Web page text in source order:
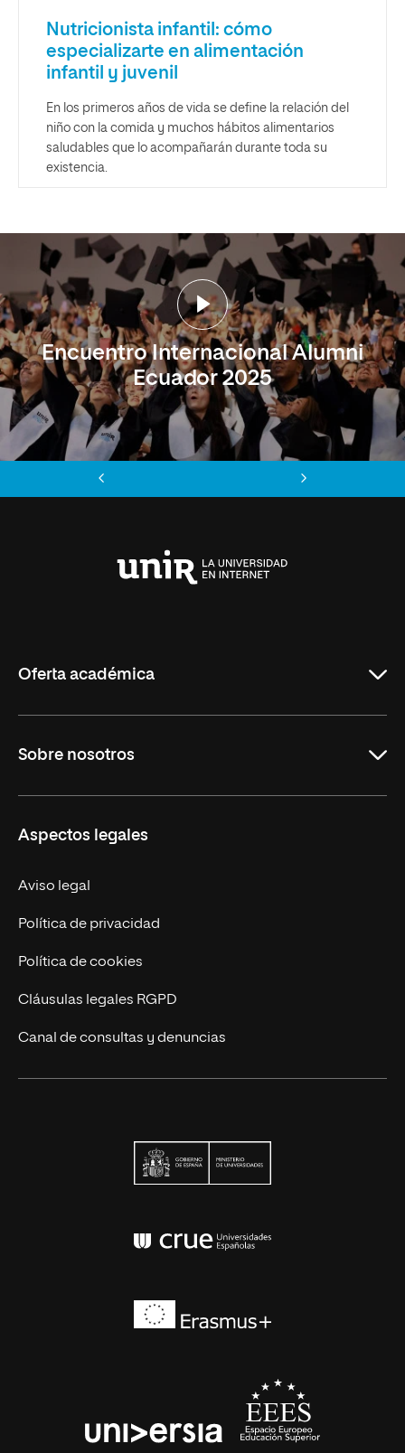
Nutricionista infantil: cómo
especializarte en alimentación
infantil y juvenil
En los primeros años de vida se define la relación del
niño con la comida y muchos hábitos alimentarios
saludables que lo acompañarán durante toda su
existencia.
Encuentro Internacional Alumni
Ecuador 2025
Oferta académica
Formación Continua
Sobre nosotros
Trabaja en UNIR
Actualidad
Contáctanos
Aspectos legales
Aviso legal
Política de privacidad
Política de cookies
Cláusulas legales RGPD
Canal de consultas y denuncias